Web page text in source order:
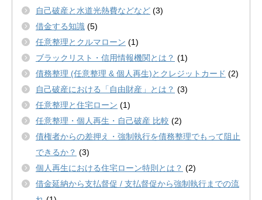
自己破産と水道光熱費などなど (3)
借金する知識 (5)
任意整理とクルマローン (1)
ブラックリスト・信用情報機関とは？ (1)
債務整理 (任意整理 & 個人再生)とクレジットカード (2)
自己破産における「自由財産」とは？ (3)
任意整理と住宅ローン (1)
任意整理・個人再生・自己破産 比較 (2)
債権者からの差押え・強制執行を債務整理でもって阻止
できるか？ (3)
個人再生における住宅ローン特則とは？ (2)
借金延納から支払督促 / 支払督促から強制執行までの流